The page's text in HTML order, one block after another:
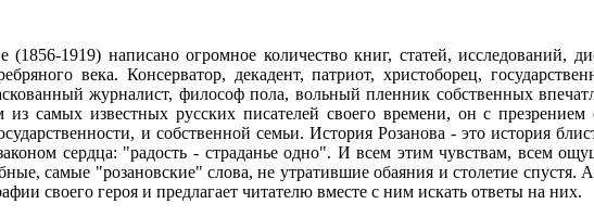
1919) написано огромное количество книг, статей, исследований,
века. Консерватор, декадент, патриот, христоборец,
журналист, философ пола, вольный пленник собственных
самых известных русских писателей своего времени, он с
и собственной семьи. История Розанова - это история
сердца: "радость - страданье одно". И всем этим чувствам, всем
самые "розановские" слова, не утратившие обаяния и столетие спустя.
своего героя и предлагает читателю вместе с ним искать ответы на них.